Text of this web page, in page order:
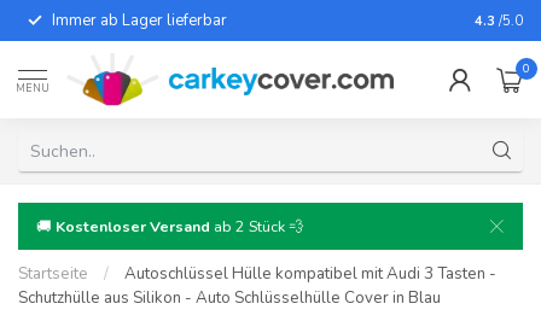
Immer ab Lager lieferbar Für fast
4.3 /5.0
MENU
0
🚚 Kostenloser Versand ab 2 Stück 💨
Startseite /
Autoschlüssel Hülle kompatibel mit Audi 3 Tasten -
Schutzhülle aus Silikon - Auto Schlüsselhülle Cover in Blau